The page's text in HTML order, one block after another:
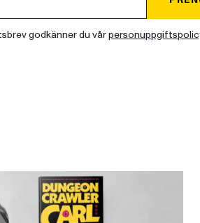
godkänner du vår